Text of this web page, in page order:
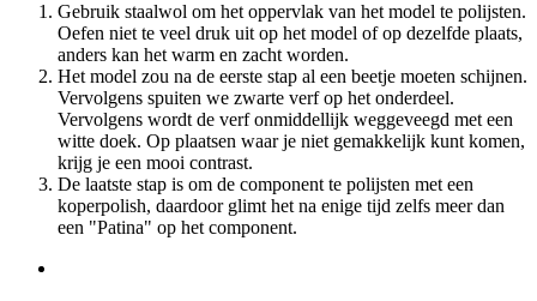
Gebruik staalwol om het oppervlak van het model te polijsten.
Oefen niet te veel druk uit op het model of op dezelfde plaats,
anders kan het warm en zacht worden.
Het model zou na de eerste stap al een beetje moeten schijnen.
Vervolgens spuiten we zwarte verf op het onderdeel.
Vervolgens wordt de verf onmiddellijk weggeveegd met een
witte doek. Op plaatsen waar je niet gemakkelijk kunt komen,
krijg je een mooi contrast.
De laatste stap is om de component te polijsten met een
koperpolish, daardoor glimt het na enige tijd zelfs meer dan
een "Patina" op het component.